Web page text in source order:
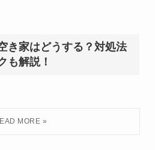
き家はどうする？対処法
も解説！